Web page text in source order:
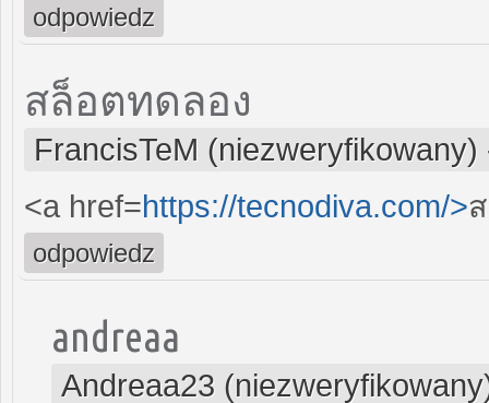
odpowiedz
สล็อตทดลอง
FrancisTeM (niezweryfikowany)
<a href=https://tecnodiva.com/>
odpowiedz
andreaa
Andreaa23